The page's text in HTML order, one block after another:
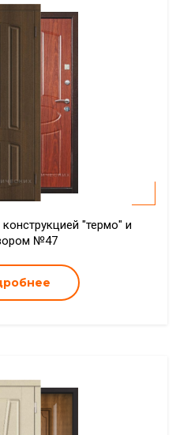
"термо" и
№47